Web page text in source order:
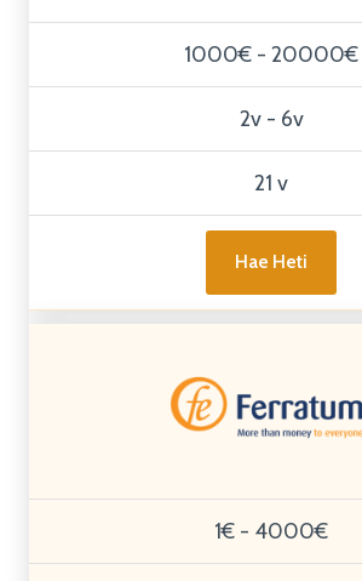
1000€ - 20000€
2v - 6v
21 v
Hae Heti
1€ - 4000€